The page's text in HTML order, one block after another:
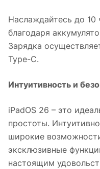
Наслаждайтесь до 10
благодаря
Зарядка
Type-C.
Интуитивность и
iPadOS 26 – это
простоты.
широкие
эксклюзивные
настоящим